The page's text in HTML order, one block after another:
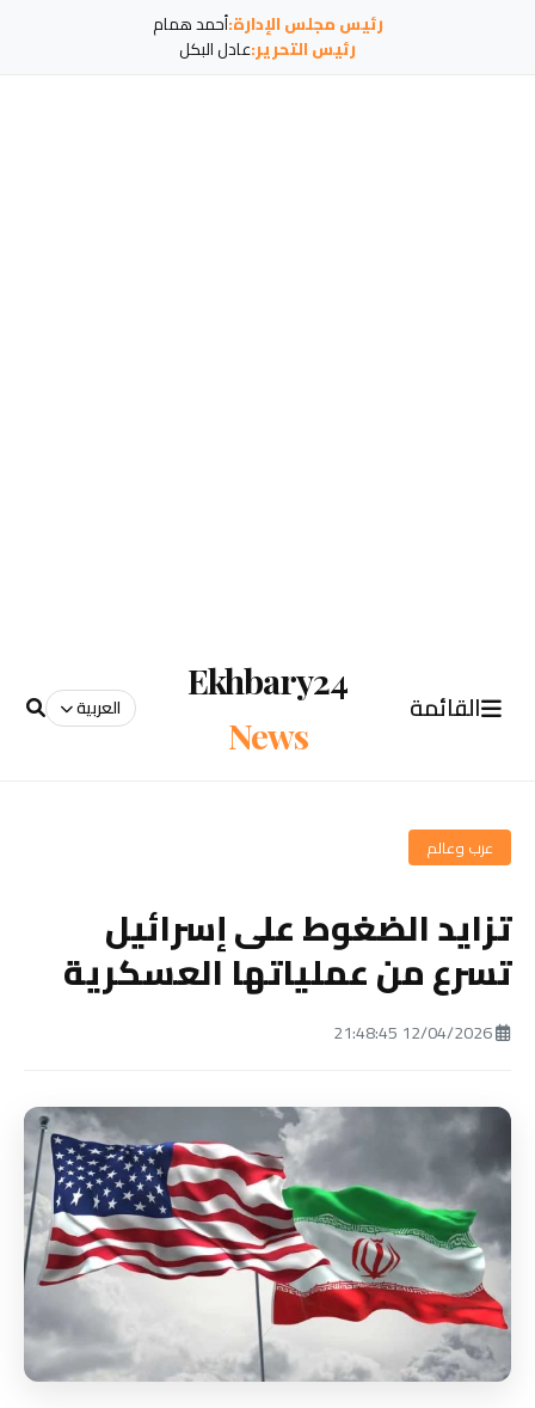
رئيس مجلس الإدارة:أحمد همام
رئيس التحرير:عادل البكل
القائمة
Ekhbary24
News
العربية
عرب وعالم
تزايد الضغوط على إسرائيل
تسرع من عملياتها العسكرية